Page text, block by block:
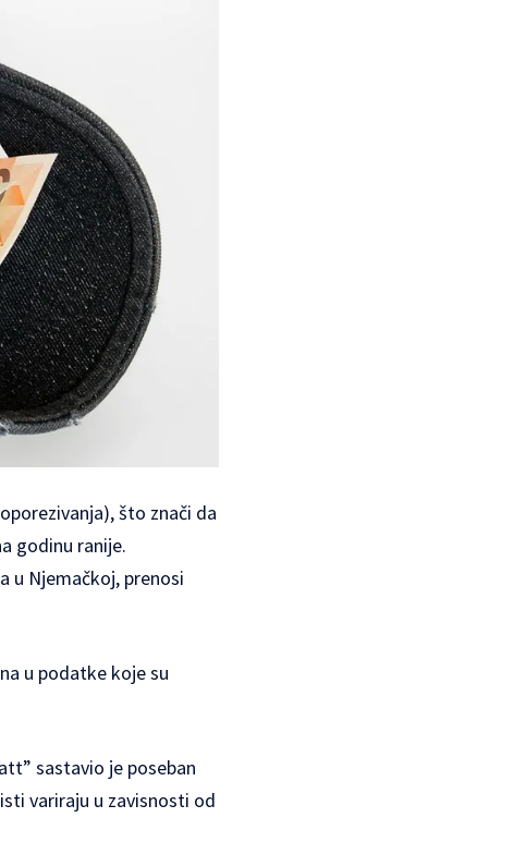
što znači da
godinu ranije.
u Njemačkoj, prenosi
u podatke koje su
sastavio je poseban
variraju u zavisnosti od